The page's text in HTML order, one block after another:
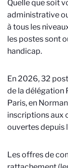
Quelle que soit
administrative
à tous les
les postes sont
handicap.
En 2026, 32
de la délégation
Paris, en
inscriptions aux
ouvertes depuis
Les offres de